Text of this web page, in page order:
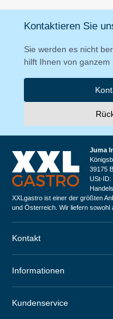
Kontaktieren Sie
Sie werden es nicht
hilft Ihnen von ganzem
Juma
39175
USt-ID:
XXLgastro ist einer der größten
und Österreich. Wir liefern sowohl
Kontakt
Informationen
Kundenservice